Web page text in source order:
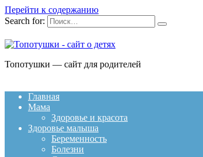
Перейти к содержанию
Search for:
Топотушки — сайт для родителей
Главная
Мама
Здоровье и красота
Здоровье малыша
Беременность
Болезни